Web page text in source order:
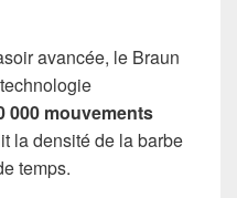
avancée, le Braun
000 mouvements
la densité de la barbe
temps.